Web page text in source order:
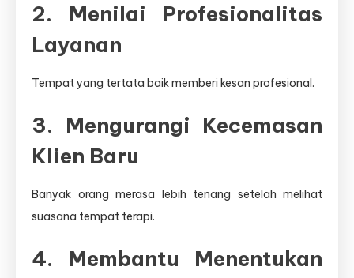
2. Menilai Profesionalitas
Layanan
Tempat yang tertata baik memberi kesan profesional.
3. Mengurangi Kecemasan
Klien Baru
Banyak orang merasa lebih tenang setelah melihat
suasana tempat terapi.
4. Membantu Menentukan